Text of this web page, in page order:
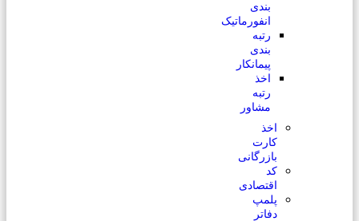
بندی
انفورماتیک
رتبه
بندی
پیمانکار
اخذ
رتبه
مشاور
اخذ
کارت
بازرگانی
کد
اقتصادی
پلمپ
دفاتر